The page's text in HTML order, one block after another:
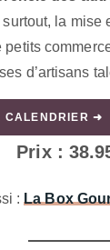
la mise
petits
d’artisans
CALENDRIER ➜
Prix :
:La Box